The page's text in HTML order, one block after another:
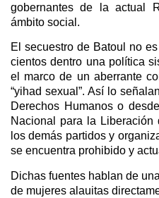
gobernantes de la actual
ámbito social.
El secuestro de Batoul no
cientos dentro una política
el marco de un aberrante
“yihad sexual”. Así lo
Derechos Humanos o
Nacional para la
los demás partidos y
se encuentra prohibido y
Dichas fuentes hablan de
de mujeres alauitas